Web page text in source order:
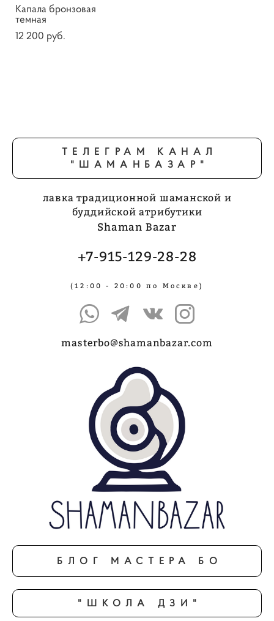
Капала бронзовая
темная
12 200 pуб.
ТЕЛЕГРАМ КАНАЛ
"ШАМАНБАЗАР"
лавка традиционной шаманской и
буддийской атрибутики
Shaman Bazar
+7-915-129-28-28
(12:00 - 20:00 по Москве)
masterbo@shamanbazar.com
БЛОГ МАСТЕРА БО
"ШКОЛА ДЗИ"